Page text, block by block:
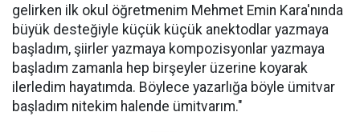
gelirken ilk okul öğretmenim Mehmet Emin Kara'nında
büyük desteğiyle küçük küçük anektodlar yazmaya
başladım, şiirler yazmaya kompozisyonlar yazmaya
başladım zamanla hep birşeyler üzerine koyarak
ilerledim hayatımda. Böylece yazarlığa böyle ümitvar
başladım nitekim halende ümitvarım."